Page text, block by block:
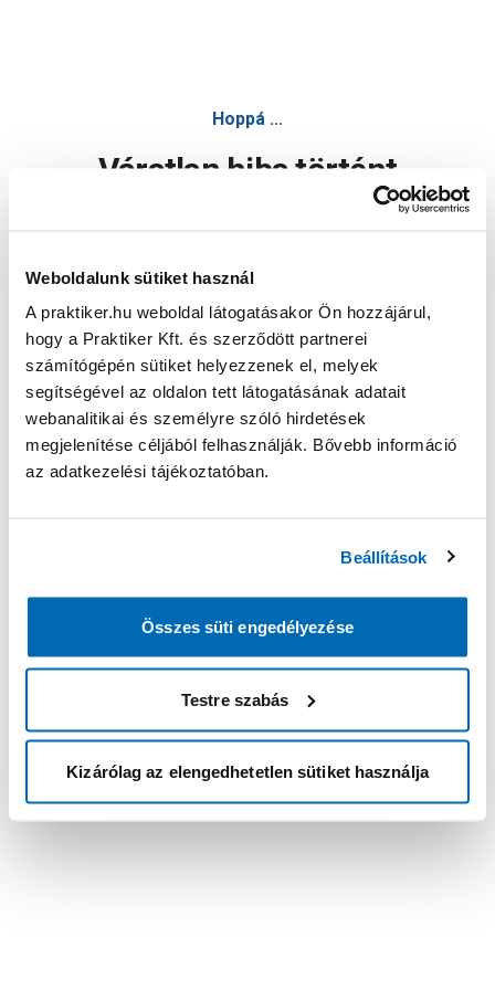
Weboldalunk sütiket használ
A praktiker.hu weboldal látogatásakor Ön hozzájárul,
hogy a Praktiker Kft. és szerződött partnerei
számítógépén sütiket helyezzenek el, melyek
segítségével az oldalon tett látogatásának adatait
webanalitikai és személyre szóló hirdetések
megjelenítése céljából felhasználják. Bővebb információ
az adatkezelési tájékoztatóban.
Beállítások
Összes süti engedélyezése
Testre szabás
Kizárólag az elengedhetetlen sütiket használja
Hoppá ...
Váratlan hiba történt
Oldal újratöltése